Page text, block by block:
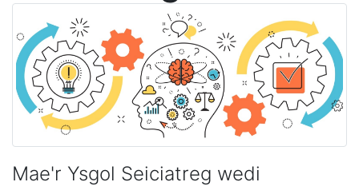
Mae'r Ysgol Seiciatreg wedi